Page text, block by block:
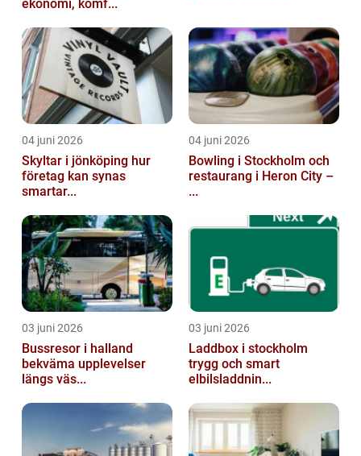
ekonomi, komf...
04 juni 2026
Skyltar i jönköping hur
företag kan synas
smartar...
04 juni 2026
Bowling i Stockholm och
restaurang i Heron City –
...
03 juni 2026
Bussresor i halland
bekväma upplevelser
längs väs...
03 juni 2026
Laddbox i stockholm
trygg och smart
elbilsladdnin...